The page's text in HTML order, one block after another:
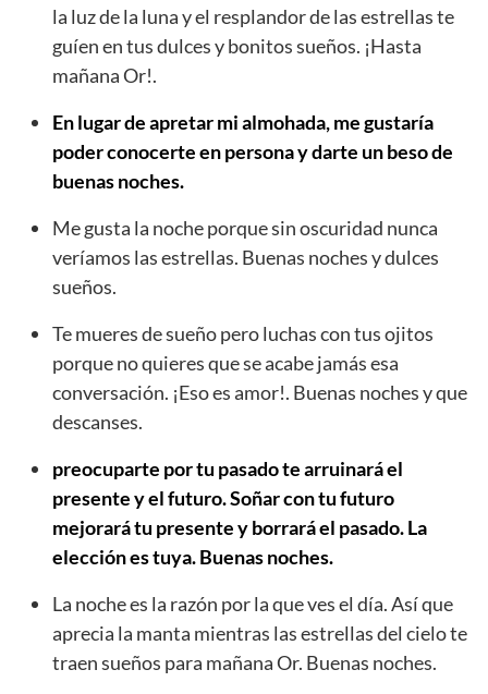
la luz de la luna y el resplandor de las estrellas te
guíen en tus dulces y bonitos sueños. ¡Hasta
mañana Or!.
En lugar de apretar mi almohada, me gustaría
poder conocerte en persona y darte un beso de
buenas noches.
Me gusta la noche porque sin oscuridad nunca
veríamos las estrellas. Buenas noches y dulces
sueños.
Te mueres de sueño pero luchas con tus ojitos
porque no quieres que se acabe jamás esa
conversación. ¡Eso es amor!. Buenas noches y que
descanses.
preocuparte por tu pasado te arruinará el
presente y el futuro. Soñar con tu futuro
mejorará tu presente y borrará el pasado. La
elección es tuya. Buenas noches.
La noche es la razón por la que ves el día. Así que
aprecia la manta mientras las estrellas del cielo te
traen sueños para mañana Or. Buenas noches.